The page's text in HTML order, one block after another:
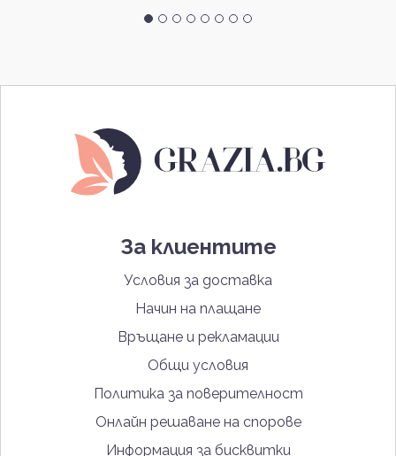
За клиентите
Условия за доставка
Начин на плащане
Връщане и рекламации
Общи условия
Политика за поверителност
Онлайн решаване на спорове
Информация за бисквитки